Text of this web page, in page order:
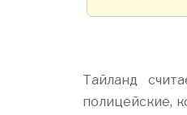
Тайланд
полицейские,